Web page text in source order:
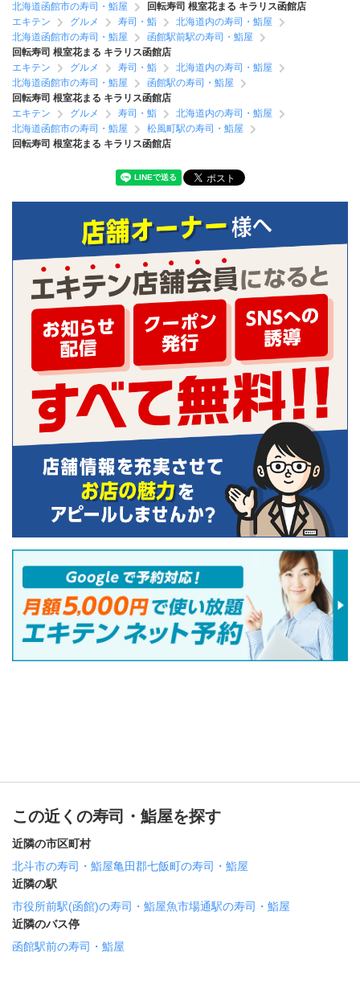
北海道函館市の寿司・鮨屋
回転寿司 根室花まる キラリス函館店
エキテン
グルメ 寿司・鮨
北海道内の寿司・鮨屋
北海道函館市の寿司・鮨屋
函館駅前駅の寿司・鮨屋
回転寿司 根室花まる キラリス函館店
エキテン
グルメ 寿司・鮨
北海道内の寿司・鮨屋
北海道函館市の寿司・鮨屋
函館駅の寿司・鮨屋
回転寿司 根室花まる キラリス函館店
エキテン
グルメ 寿司・鮨
北海道内の寿司・鮨屋
北海道函館市の寿司・鮨屋
松風町駅の寿司・鮨屋
回転寿司 根室花まる キラリス函館店
この近くの寿司・鮨屋を探す
近隣の市区町村
北斗市の寿司・鮨屋亀田郡七飯町の寿司・鮨屋
近隣の駅
市役所前駅(函館)の寿司・鮨屋魚市場通駅の寿司・鮨屋
近隣のバス停
函館駅前の寿司・鮨屋